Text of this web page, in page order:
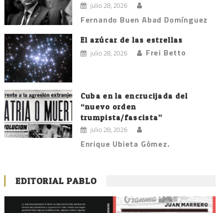
julio 28, 2026
Fernando Buen Abad Domínguez
El azúcar de las estrellas
julio 28, 2026 Frei Betto
Cuba en la encrucijada del
“nuevo orden
trumpista/fascista”
julio 28, 2026
Enrique Ubieta Gómez.
EDITORIAL PABLO